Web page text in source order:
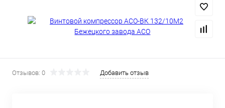
Отзывов: 0 Добавить отзыв